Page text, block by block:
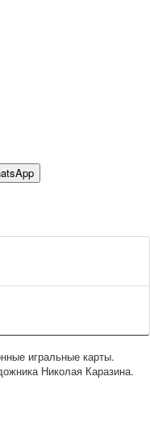
игральные карты.
Николая Каразина.